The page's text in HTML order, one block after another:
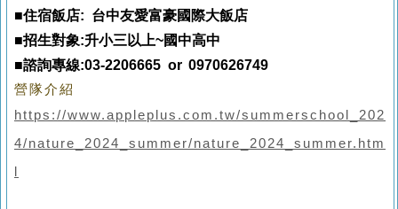
■住宿飯店: 台中友愛富豪國際大飯店
■招生對象:升小三以上~國中高中
■諮詢專線:03-2206665 or 0970626749
營隊介紹
https://www.appleplus.com.tw/summerschool_202
4/nature_2024_summer/nature_2024_summer.htm